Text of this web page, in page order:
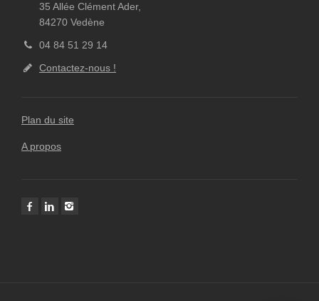
35 Allée Clément Ader,
84270 Vedène
04 84 51 29 14
Contactez-nous !
Plan du site
A propos